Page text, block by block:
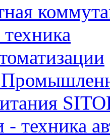
- техника